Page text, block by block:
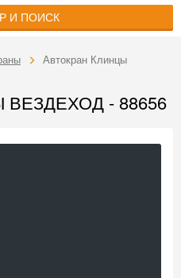
И ПОИСК
Автокран Клинцы
- 88656